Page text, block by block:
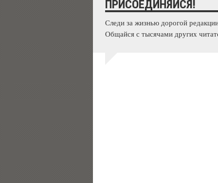
ПРИСОЕДИНЯЙСЯ!
Следи за жизнью дорогой
Общайся с тысячами других